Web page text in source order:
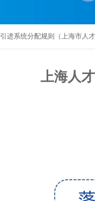
进系统分配规则（上海市人才
上海人